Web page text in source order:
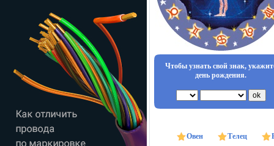
Чтобы узнать свой знак,
день рождения.
Овен Телец